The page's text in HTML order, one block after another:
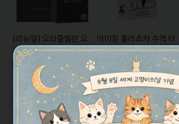
[리뉴얼] 오라클벨린 오
라클카드Oracle
Belline
[풀컬러한글해설
서+주머니증정]
59,000원
아이칭 홀리츠카 주역 타
로카드/ 64괘I-Ching
Holitzka[공식한글해설
서포함+주머니증정]
29,000원
10%26,000원